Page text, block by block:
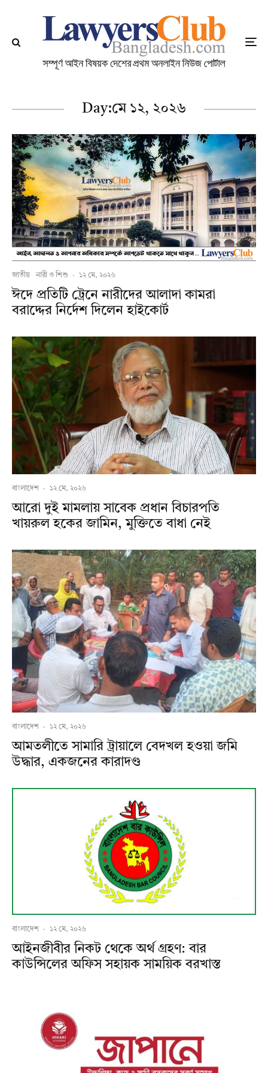
Day:মে ১২, ২০২৬
জাতীয় নারী ও শিশু · ১২ মে, ২০২৬
ঈদে প্রতিটি ট্রেনে নারীদের আলাদা কামরা
বরাদ্দের নির্দেশ দিলেন হাইকোর্ট
বাংলাদেশ · ১২ মে, ২০২৬
আরো দুই মামলায় সাবেক প্রধান বিচারপতি
খায়রুল হকের জামিন, মুক্তিতে বাধা নেই
বাংলাদেশ · ১২ মে, ২০২৬
আমতলীতে সামারি ট্রায়ালে বেদখল হওয়া জমি
উদ্ধার, একজনের কারাদণ্ড
বাংলাদেশ · ১২ মে, ২০২৬
আইনজীবীর নিকট থেকে অর্থ গ্রহণ: বার
কাউন্সিলের অফিস সহায়ক সাময়িক বরখাস্ত